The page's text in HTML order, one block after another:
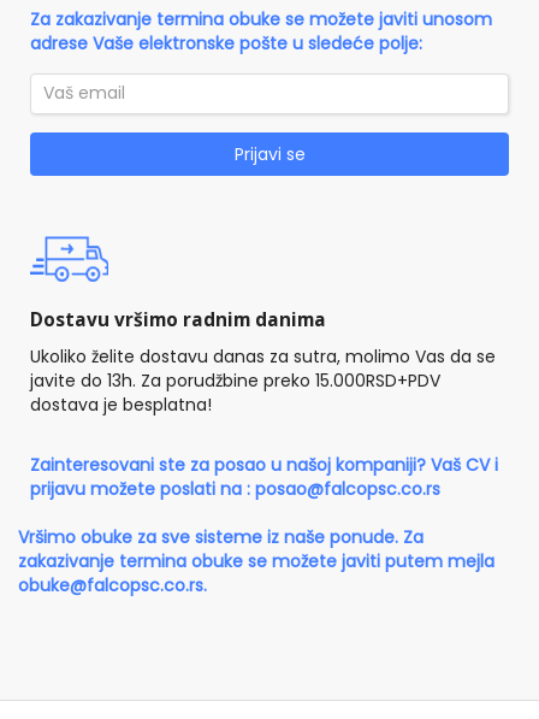
Za zakazivanje termina obuke se možete javiti unosom
adrese Vaše elektronske pošte u sledeće polje:
Prijavi se
Dostavu vršimo radnim danima
Ukoliko želite dostavu danas za sutra, molimo Vas da se
javite do 13h. Za porudžbine preko 15.000RSD+PDV
dostava je besplatna!
Zainteresovani ste za posao u našoj kompaniji? Vaš CV i
prijavu možete poslati na : posao@falcopsc.co.rs
Vršimo obuke za sve sisteme iz naše ponude. Za
zakazivanje termina obuke se možete javiti putem mejla
obuke@falcopsc.co.rs.